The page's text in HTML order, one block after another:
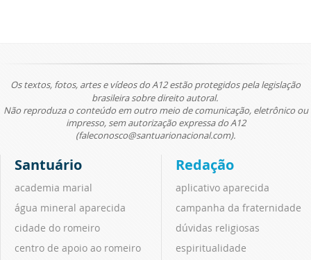
Os textos, fotos, artes e vídeos do A12 estão protegidos pela legislação
brasileira sobre direito autoral.
Não reproduza o conteúdo em outro meio de comunicação, eletrônico ou
impresso, sem autorização expressa do A12
(faleconosco@santuarionacional.com).
Santuário
academia marial
água mineral aparecida
cidade do romeiro
centro de apoio ao romeiro
Redação
aplicativo aparecida
campanha da fraternidade
dúvidas religiosas
espiritualidade